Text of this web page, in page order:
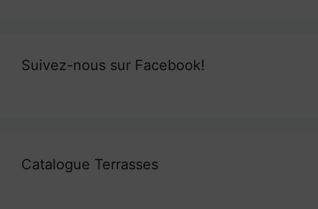
Suivez-nous sur Facebook!
Catalogue Terrasses